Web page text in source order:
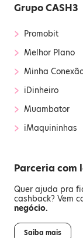
Grupo CASH3
› Promobit
› Melhor Plano
› Minha
› iDinheiro
› Muambator
› iMaquininhas
Parceria com
Quer ajuda pra
cashback? Vem
negócio.
Saiba mais